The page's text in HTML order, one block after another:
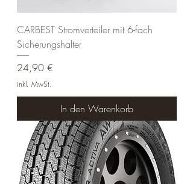
CARBEST Stromverteiler mit 6-fach
Sicherungshalter
Preis
24,90 €
inkl. MwSt.
In den Warenkorb